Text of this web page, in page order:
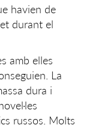
havien de
durant el
amb elles
La
dura i
russos. Molts